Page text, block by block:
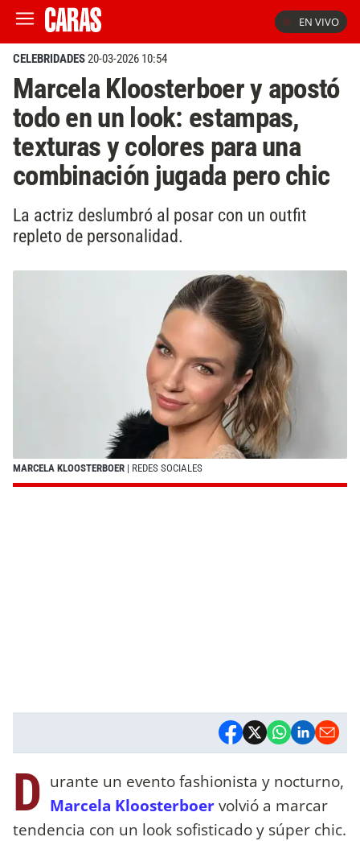
EN VIVO
CELEBRIDADES20-03-2026 10:54
Marcela Kloosterboer y apostó
todo en un look: estampas,
texturas y colores para una
combinación jugada pero chic
La actriz deslumbró al posar con un outfit
repleto de personalidad.
MARCELA KLOOSTERBOER | REDES SOCIALES
D urante un evento fashionista y nocturno,
Marcela Kloosterboervolvió a marcar
tendencia con un look sofisticado y súper chic.